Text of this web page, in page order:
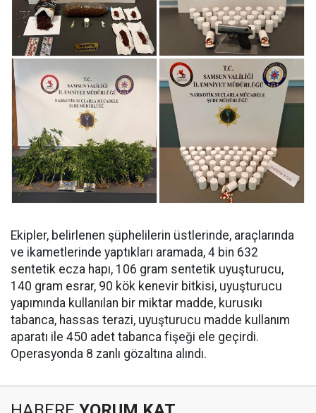
Ekipler, belirlenen şüphelilerin üstlerinde, araçlarında
ve ikametlerinde yaptıkları aramada, ⁠4 bin 632
sentetik ecza hapı, 106 gram sentetik uyuşturucu,
140 gram esrar, 90 kök kenevir bitkisi, uyuşturucu
yapımında kullanılan bir miktar madde, kurusıkı
tabanca, hassas terazi, uyuşturucu madde kullanım
aparatı ile 450 adet tabanca fişeği ele geçirdi.
Operasyonda 8 zanlı gözaltına alındı.